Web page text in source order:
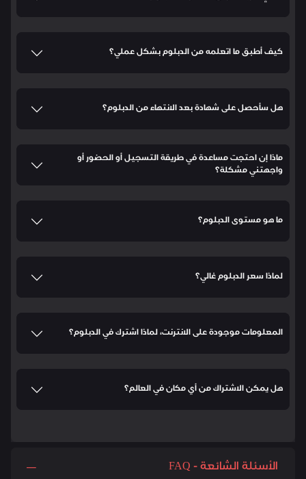
كيف أطبق ما اتعلمه من الدبلوم بشكل عملي؟
هل سأحصل على شهادة بعد الانتهاء من الدبلوم؟
ماذا إن احتجت مساعدة في طريقة التسجيل أو الحضور أو
واجهتني مشكلة؟
ما هو مستوى الدبلوم؟
لماذا سعر الدبلوم غالي؟
المعلومات موجودة على الانترنت، لماذا اشترك في الدبلوم؟
هل يمكن الاشتراك من أي مكان في العالم؟
الأسئلة الشائعة - FAQ